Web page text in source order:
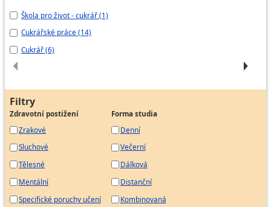
Škola pro život - cukrář (1)
Cukrářské práce (14)
Cukrář (6)
Filtry
Zdravotní postižení
Zrakové
Sluchové
Tělesné
Mentální
Specifické poruchy učení
Forma studia
Denní
Večerní
Dálková
Distanční
Kombinovaná